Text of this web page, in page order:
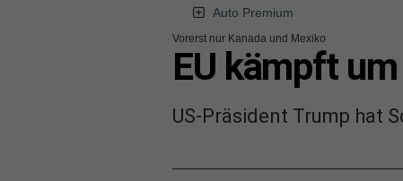
Auto Premium
Vorerst nur Kanada und Mexiko
EU kämpft
US-Präsident Trump hat